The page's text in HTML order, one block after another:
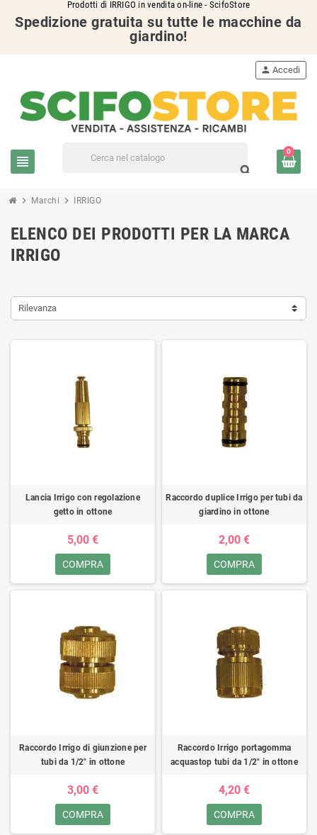
Prodotti di IRRIGO in vendita on-line - ScifoStore
Spedizione gratuita su tutte le macchine da
giardino!
view_headline
search
person Accedi
0
chevron_right Marchi chevron_right IRRIGO
ELENCO DEI PRODOTTI PER LA MARCA
IRRIGO
Rilevanza
Lancia Irrigo con regolazione
getto in ottone
5,00 €
COMPRA
Raccordo duplice Irrigo per tubi da
giardino in ottone
2,00 €
COMPRA
Raccordo Irrigo di giunzione per
tubi da 1/2" in ottone
3,00 €
COMPRA
Raccordo Irrigo portagomma
acquastop tubi da 1/2" in ottone
4,20 €
COMPRA